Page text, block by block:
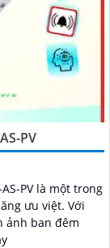
PV
PV là một trong
ưu việt. Với
ảnh ban đêm